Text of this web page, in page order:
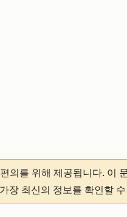
의를 위해 제공됩니다. 이
장 최신의 정보를 확인할